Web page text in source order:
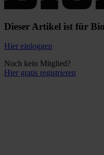
Dieser Artikel ist für
Hier einloggen
Noch kein Mitglied?
Hier gratis registrieren